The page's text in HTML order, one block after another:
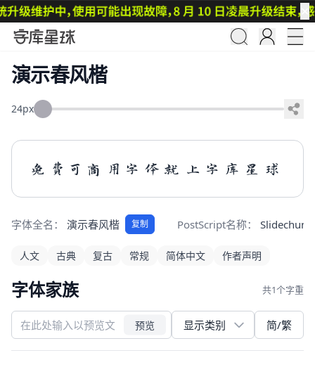
演示春风楷
24px
免费可商用字体就上字库星球
字体全名： 演示春风楷 复制 PostScript名称：
人文 古典 复古 常规 简体中文 作者声明
字体家族 共1个字重
预览 简/繁